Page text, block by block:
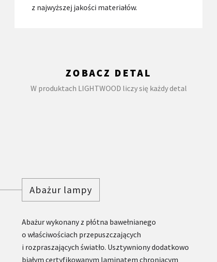
z najwyższej jakości materiałów.
ZOBACZ DETAL
W produktach LIGHTWOOD liczy się każdy detal
Abażur lampy
Abażur wykonany z płótna bawełnianego
o właściwościach przepuszczających
i rozpraszających światło. Usztywniony dodatkowo
białym certyfikowanym laminatem chroniącym